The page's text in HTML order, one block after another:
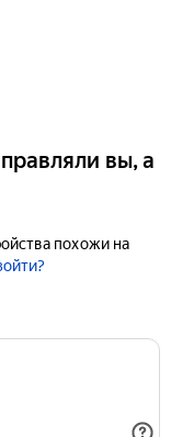
вы, а
похожи на